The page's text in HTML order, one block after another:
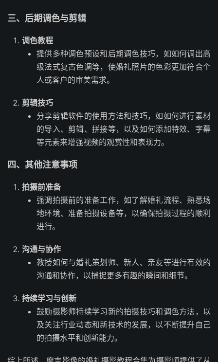
三、后期调色与剪辑
调色教程
提供多种调色预设和后期调色技巧，如如何调出高
级法式复古色调等，使婚礼照片的色彩更加符合个
人或客户的审美需求。
剪辑技巧
分享剪辑软件的使用方法和技巧，如如何进行素材
的导入、剪辑、拼接等，以及如何添加特效、字幕
等元素来增强视频的观赏性和表现力。
四、其他注意事项
拍摄前准备
强调拍摄前的准备工作，如了解婚礼流程、熟悉场
地环境、准备拍摄设备等，以确保拍摄过程的顺利
进行。
沟通与协作
教授如何与婚礼策划师、新人、亲友等进行有效的
沟通和协作，以捕捉更多有趣的瞬间和细节。
持续学习与创新
鼓励摄影师持续学习新的拍摄技巧和调色方法，以
及关注行业动态和新技术的发展，以不断提升自己
的拍摄水平和创新能力。